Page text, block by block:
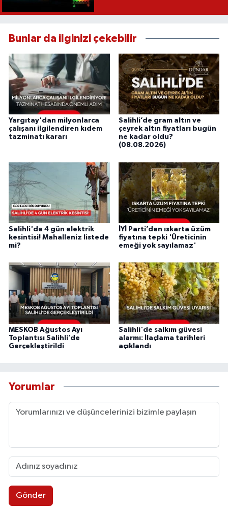
Bunlar da ilginizi çekebilir
Yargıtay'dan milyonlarca
çalışanı ilgilendiren kıdem
tazminatı kararı
Salihli’de gram altın ve
çeyrek altın fiyatları bugün
ne kadar oldu?
(08.08.2026)
Salihli'de 4 gün elektrik
kesintisi! Mahalleniz listede
mi?
İYİ Parti’den ıskarta üzüm
fiyatına tepki 'Üreticinin
emeği yok sayılamaz'
MESKOB Ağustos Ayı
Toplantısı Salihli’de
Gerçekleştirildi
Salihli'de salkım güvesi
alarmı: İlaçlama tarihleri
açıklandı
Yorumlar
Gönder